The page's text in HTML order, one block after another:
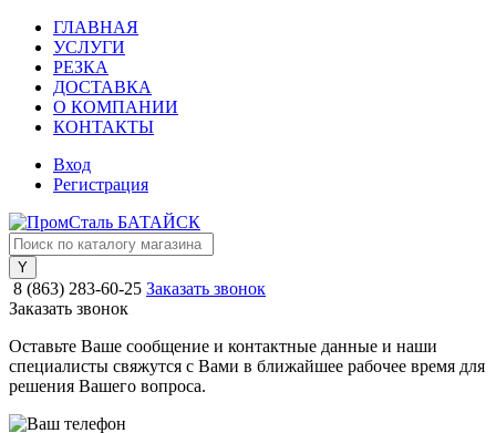
ГЛАВНАЯ
УСЛУГИ
РЕЗКА
ДОСТАВКА
О КОМПАНИИ
КОНТАКТЫ
Вход
Регистрация
8 (863) 283-60-25 Заказать звонок
Заказать звонок
Оставьте Ваше сообщение и контактные данные и наши
специалисты свяжутся с Вами в ближайшее рабочее время для
решения Вашего вопроса.